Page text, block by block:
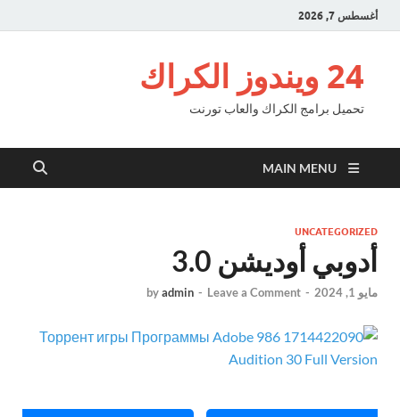
أغسطس 7, 2026
24 ويندوز الكراك
تحميل برامج الكراك والعاب تورنت
MAIN MENU
UNCATEGORIZED
أدوبي أوديشن 3.0
مايو 1, 2024 -
byadmin - Leave a Comment